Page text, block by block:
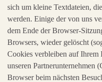
sich um kleine Textdateien,
werden. Einige der von uns
dem Ende der Browser-
Browsers, wieder gelöscht
Cookies verbleiben auf Ihrem
unseren Partnerunternehmen
Browser beim nächsten